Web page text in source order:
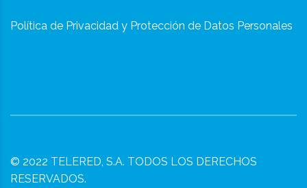
Política de Privacidad y Protección de Datos Personales
© 2022 TELERED, S.A. TODOS LOS DERECHOS
RESERVADOS.